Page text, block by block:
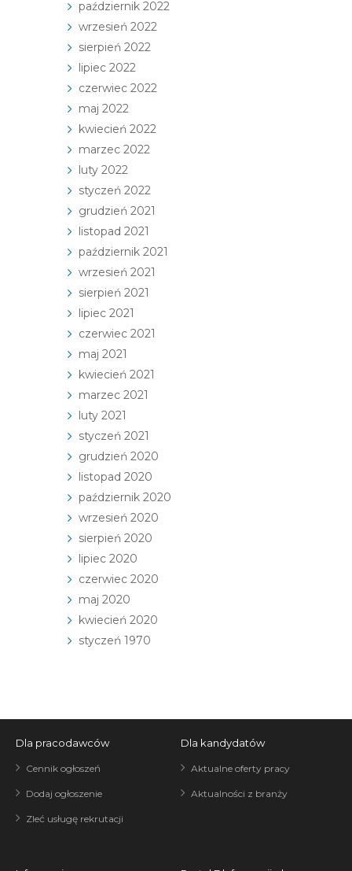
październik 2022
wrzesień 2022
sierpień 2022
lipiec 2022
czerwiec 2022
maj 2022
kwiecień 2022
marzec 2022
luty 2022
styczeń 2022
grudzień 2021
listopad 2021
październik 2021
wrzesień 2021
sierpień 2021
lipiec 2021
czerwiec 2021
maj 2021
kwiecień 2021
marzec 2021
luty 2021
styczeń 2021
grudzień 2020
listopad 2020
październik 2020
wrzesień 2020
sierpień 2020
lipiec 2020
czerwiec 2020
maj 2020
kwiecień 2020
styczeń 1970
Dla pracodawców
Cennik ogłoszeń
Dodaj ogłoszenie
Zleć usługę rekrutacji
Dla kandydatów
Aktualne oferty pracy
Aktualności z branży